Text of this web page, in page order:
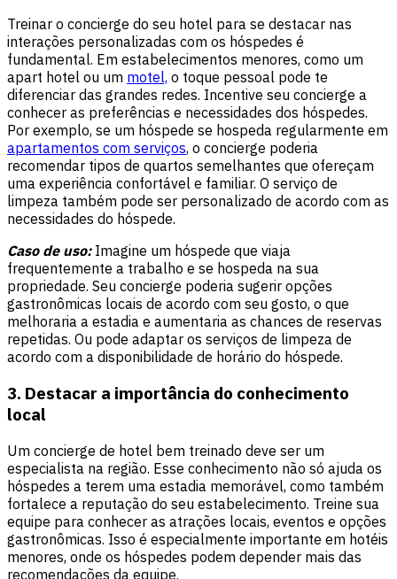
Treinar o concierge do seu hotel para se destacar nas
interações personalizadas com os hóspedes é
fundamental. Em estabelecimentos menores, como um
apart hotel ou um motel, o toque pessoal pode te
diferenciar das grandes redes. Incentive seu concierge a
conhecer as preferências e necessidades dos hóspedes.
Por exemplo, se um hóspede se hospeda regularmente em
apartamentos com serviços, o concierge poderia
recomendar tipos de quartos semelhantes que ofereçam
uma experiência confortável e familiar. O serviço de
limpeza também pode ser personalizado de acordo com as
necessidades do hóspede.
Caso de uso: Imagine um hóspede que viaja
frequentemente a trabalho e se hospeda na sua
propriedade. Seu concierge poderia sugerir opções
gastronômicas locais de acordo com seu gosto, o que
melhoraria a estadia e aumentaria as chances de reservas
repetidas. Ou pode adaptar os serviços de limpeza de
acordo com a disponibilidade de horário do hóspede.
3. Destacar a importância do conhecimento
local
Um concierge de hotel bem treinado deve ser um
especialista na região. Esse conhecimento não só ajuda os
hóspedes a terem uma estadia memorável, como também
fortalece a reputação do seu estabelecimento. Treine sua
equipe para conhecer as atrações locais, eventos e opções
gastronômicas. Isso é especialmente importante em hotéis
menores, onde os hóspedes podem depender mais das
recomendações da equipe.